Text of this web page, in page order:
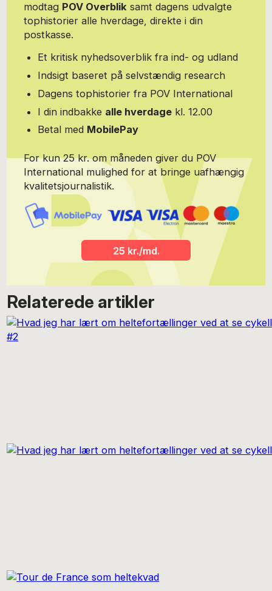
modtag POV Overbliksamt dagens udvalgte
tophistorier alle hverdage, direkte i din
postkasse.
Et kritisk nyhedsoverblik fra ind- og udland
Indsigt baseret på selvstændig research
Dagens tophistorier fra POV International
I din indbakke alle hverdage kl. 12.00
Betal med MobilePay
For kun 25 kr. om måneden giver du POV
International mulighed for at bringe uafhængig
kvalitetsjournalistik.
25 kr./md.
Relaterede artikler